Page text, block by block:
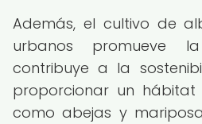
Además, el cultivo de
urbanos promueve
contribuye a la
proporcionar un hábitat
como abejas y